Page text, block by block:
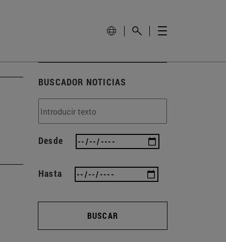
BUSCADOR NOTICIAS
Desde
Hasta
BUSCAR